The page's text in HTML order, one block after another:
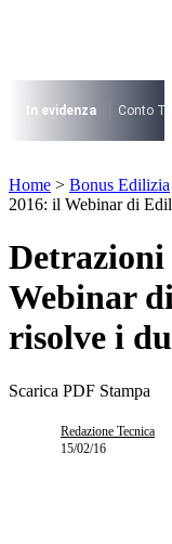
I più cercati
Lorem ipsum
Lorem ipsum
In evidenza Conto
Lorem ipsum dolor
Home > Bonus Edilizia
2016: il Webinar di
Detrazioni
Webinar
risolve i
Scarica PDF Stampa
Redazione Tecnica
15/02/16